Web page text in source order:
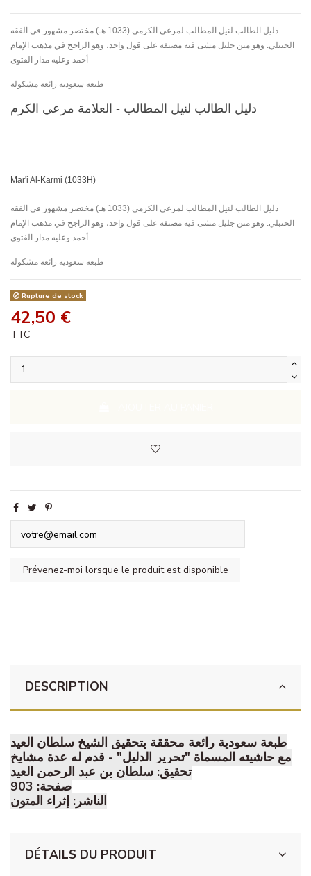
دليل الطالب لنيل المطالب لمرعي الكرمي (1033 هـ) مختصر مشهور في الفقه
الحنبلي. وهو متن جليل مشى فيه مصنفه على قول واحد، وهو الراجح في مذهب الإمام
أحمد وعليه مدار الفتوى
دليل الطالب لنيل المطالب - العلامة مرعي الكرم
Mar'i Al-Karmi (1033H)
دليل الطالب لنيل المطالب لمرعي الكرمي (1033 هـ) مختصر مشهور في الفقه
الحنبلي. وهو متن جليل مشى فيه مصنفه على قول واحد، وهو الراجح في مذهب الإمام
أحمد وعليه مدار الفتوى
طبعة سعودية رائعة مشكولة
Rupture de stock
42,50 €
TTC
DESCRIPTION
طبعة سعودية رائعة محققة بتحقيق الشيخ سلطان العيد
مع حاشيته المسماة "تحرير الدليل" - قدم له عدة مشايخ
تحقيق: سلطان بن عبد الرحمن العيد
صفحة: 903
الناشر: إثراء المتون
DÉTAILS DU PRODUIT